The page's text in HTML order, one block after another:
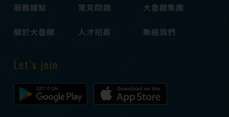
服務據點 常見問題 大魯閣集團
關於大魯閣 人才招募 聯絡我們
Let’s join